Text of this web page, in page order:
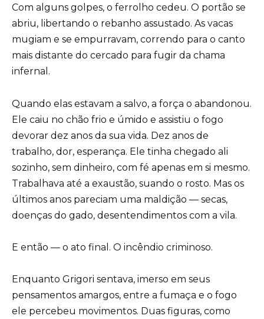
Com alguns golpes, o ferrolho cedeu. O portão se
abriu, libertando o rebanho assustado. As vacas
mugiam e se empurravam, correndo para o canto
mais distante do cercado para fugir da chama
infernal.
Quando elas estavam a salvo, a força o abandonou.
Ele caiu no chão frio e úmido e assistiu o fogo
devorar dez anos da sua vida. Dez anos de
trabalho, dor, esperança. Ele tinha chegado ali
sozinho, sem dinheiro, com fé apenas em si mesmo.
Trabalhava até a exaustão, suando o rosto. Mas os
últimos anos pareciam uma maldição — secas,
doenças do gado, desentendimentos com a vila.
E então — o ato final. O incêndio criminoso.
Enquanto Grigori sentava, imerso em seus
pensamentos amargos, entre a fumaça e o fogo
ele percebeu movimentos. Duas figuras, como